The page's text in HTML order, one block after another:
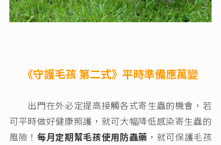
《守護毛孩 第二式》平時準備應萬變
出門在外必定提高接觸各式寄生蟲的機會，若
可平時做好健康照護，就可大幅降低感染寄生蟲的
風險！ 每月定期幫毛孩使用防蟲藥 ，就可保護毛孩